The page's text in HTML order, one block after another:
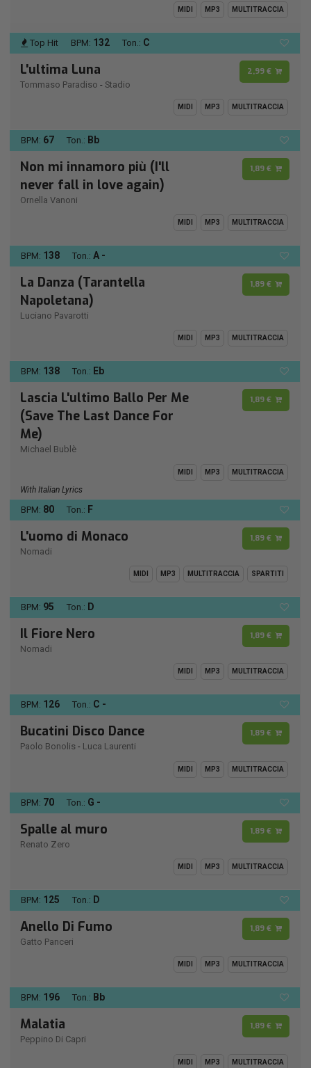
MIDI MP3 MULTITRACCIA
Top Hit BPM: 132 Ton.: C
L'ultima Luna
Tommaso Paradiso - Stadio
2,99 €
MIDI MP3 MULTITRACCIA
BPM: 67 Ton.: Bb
Non mi innamoro più (I'll
never fall in love again)
Ornella Vanoni
1,89 €
MIDI MP3 MULTITRACCIA
BPM: 138 Ton.: A -
La Danza (Tarantella
Napoletana)
Luciano Pavarotti
1,89 €
MIDI MP3 MULTITRACCIA
BPM: 138 Ton.: Eb
Lascia L'ultimo Ballo Per Me
(Save The Last Dance For
Me)
Michael Bublè
1,89 €
MIDI MP3 MULTITRACCIA
With Italian Lyrics
BPM: 80 Ton.: F
L'uomo di Monaco
Nomadi
1,89 €
MIDI MP3 MULTITRACCIA SPARTITI
BPM: 95 Ton.: D
Il Fiore Nero
Nomadi
1,89 €
MIDI MP3 MULTITRACCIA
BPM: 126 Ton.: C -
Bucatini Disco Dance
Paolo Bonolis - Luca Laurenti
1,89 €
MIDI MP3 MULTITRACCIA
BPM: 70 Ton.: G -
Spalle al muro
Renato Zero
1,89 €
MIDI MP3 MULTITRACCIA
BPM: 125 Ton.: D
Anello Di Fumo
Gatto Panceri
1,89 €
MIDI MP3 MULTITRACCIA
BPM: 196 Ton.: Bb
Malatia
Peppino Di Capri
1,89 €
MIDI MP3 MULTITRACCIA